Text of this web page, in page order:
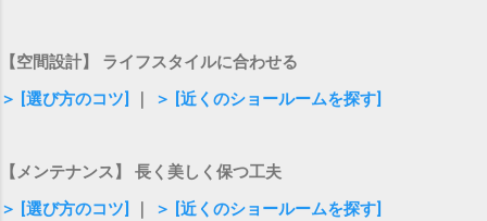
【空間設計】 ライフスタイルに合わせる
＞ [選び方のコツ]
＞ [近くのショールームを探す]
【メンテナンス】 長く美しく保つ工夫
＞ [選び方のコツ]
＞ [近くのショールームを探す]